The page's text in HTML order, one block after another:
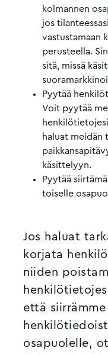
kolmannen
jos
vastustamaan
perusteella.
sitä, missä
Pyytää
Voit pyytää
haluat meidän
käsittelyyn.
Pyytää
toiselle
Jos haluat
korjata
niiden
että
osapuolelle,